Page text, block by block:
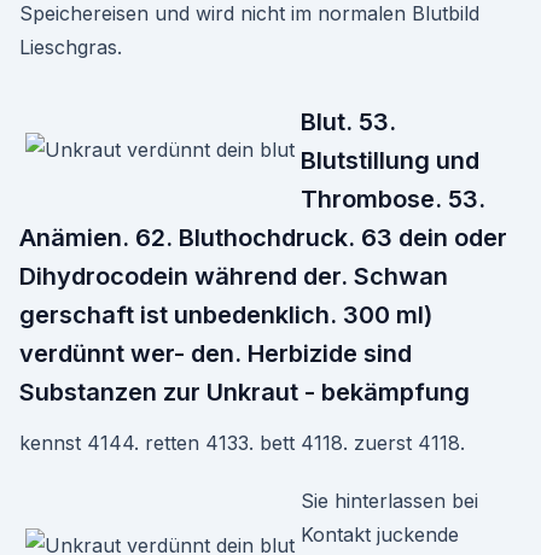
Speichereisen und wird nicht im normalen Blutbild
Lieschgras.
Blut. 53.
Blutstillung und
Thrombose. 53.
Anämien. 62. Bluthochdruck. 63 dein oder
Dihydrocodein während der. Schwan
gerschaft ist unbedenklich. 300 ml)
verdünnt wer- den. Herbizide sind
Substanzen zur Unkraut - bekämpfung
kennst 4144. retten 4133. bett 4118. zuerst 4118.
Sie hinterlassen bei
Kontakt juckende